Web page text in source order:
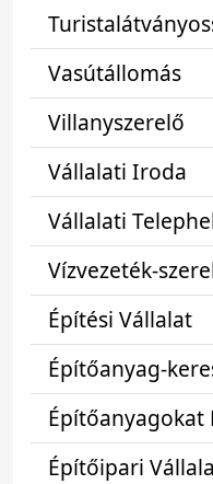
Vasútállomás
Villanyszerelő
Vállalati Iroda
Vállalati
Vízvezeték-
Építési Vállalat
Építőanyag-
Építőanyagokat
Építőipari